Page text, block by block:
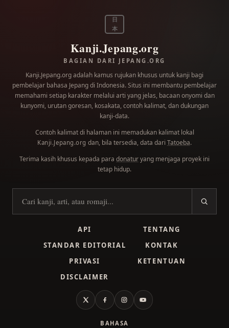
日
本
Kanji.Jepang.org
BAGIAN DARI JEPANG.ORG
Kanji.Jepang.org adalah kamus rujukan khusus untuk kanji bagi
pembelajar bahasa Jepang di Indonesia. Situs ini membantu pembelajar
memahami setiap karakter melalui arti yang jelas, bacaan onyomi dan
kunyomi, urutan goresan, kosakata, contoh kalimat, dan dukungan
kanji-data.
Contoh kalimat di halaman ini memadukan kalimat lokal
Kanji.Jepang.org dan, bila tersedia, data dari Tatoeba.
Terima kasih khusus kepada para donaturyang menjaga proyek ini
tetap hidup.
Cari kanji
API
TENTANG
STANDAR EDITORIAL
KONTAK
PRIVASI
KETENTUAN
DISCLAIMER
X FacebookInstagramYouTube
BAHASA